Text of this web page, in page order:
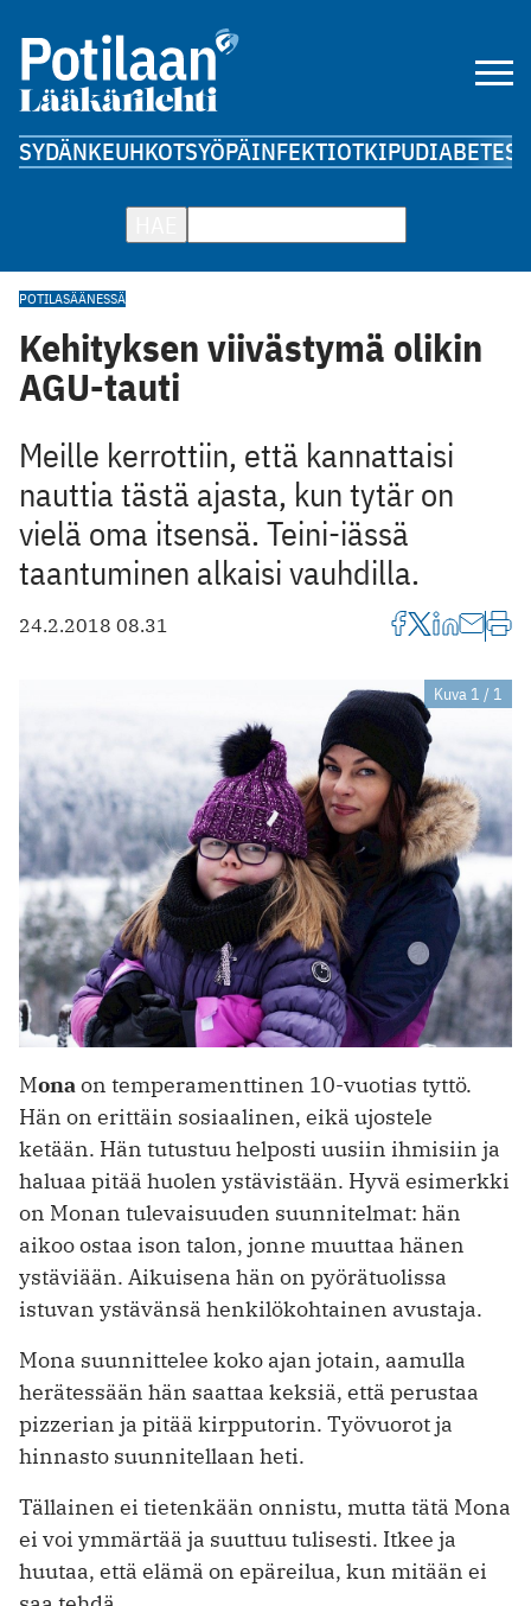
SYDÄNKEUHKOTSYÖPÄINFEKTIOTKIPUDIABETES
POTILASÄÄNESSÄ
Kehityksen viivästymä olikin
AGU-tauti
Meille kerrottiin, että kannattaisi
nauttia tästä ajasta, kun tytär on
vielä oma itsensä. Teini-iässä
taantuminen alkaisi vauhdilla.
24.2.2018 08.31
Kuva 1 / 1
Monaon temperamenttinen 10-vuotias tyttö.
Hän on erittäin sosiaalinen, eikä ujostele
ketään. Hän tutustuu helposti uusiin ihmisiin ja
haluaa pitää huolen ystävistään. Hyvä esimerkki
on Monan tulevaisuuden suunnitelmat: hän
aikoo ostaa ison talon, jonne muuttaa hänen
ystäviään. Aikuisena hän on pyörätuolissa
istuvan ystävänsä henkilökohtainen avustaja.
Mona suunnittelee koko ajan jotain, aamulla
herätessään hän saattaa keksiä, että perustaa
pizzerian ja pitää kirppu­torin. Työvuorot ja
hinnasto suunnitellaan heti.
Tällainen ei tietenkään onnistu, mutta tätä Mona
ei voi ymmärtää ja suuttuu tulisesti. Itkee ja
huutaa, että elämä on epäreilua, kun mitään ei